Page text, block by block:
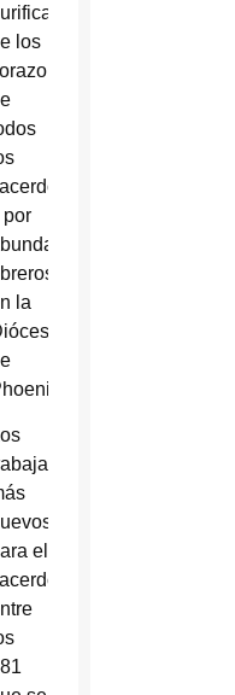
los
por
la
el